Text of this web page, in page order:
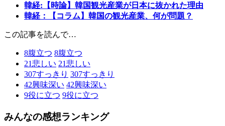
韓経:【時論】韓国観光産業が日本に抜かれた理由
韓経：【コラム】韓国の観光産業、何が問題？
この記事を読んで…
8腹立つ 8腹立つ
21悲しい 21悲しい
307すっきり 307すっきり
42興味深い 42興味深い
9役に立つ 9役に立つ
みんなの感想ランキング